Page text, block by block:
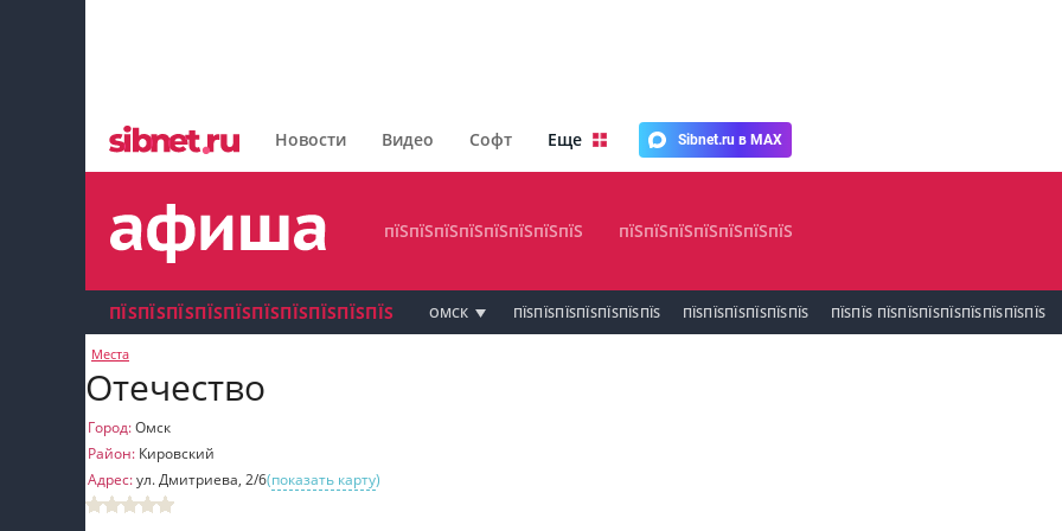
Новости Видео Софт Еще Sibnet.ru в MAX
пїЅпїЅпїЅпїЅпїЅпїЅпїЅпїЅ
пїЅпїЅпїЅпїЅпїЅпїЅпїЅ
пїЅпїЅпїЅ пїЅпїЅпїЅпїЅпїЅпїЅпїЅ
пїЅпїЅпїЅпїЅпїЅпїЅпїЅпїЅ пїЅпїЅпїЅпїЅпїЅпїЅпїЅ
ПЇЅПЇЅПЇЅПЇЅПЇЅПЇЅПЇЅПЇЅПЇЅПЇЅ ОМСК ПЇЅПЇЅПЇЅПЇЅПЇЅПЇЅПЇЅ ПЇЅПЇЅПЇЅПЇЅПЇЅПЇЅ ПЇЅПЇЅ ПЇЅПЇЅПЇЅПЇЅПЇЅПЇЅПЇЅПЇЅ
Места
Отечество
Город:Омск
Район: Кировский
Адрес:ул. Дмитриева, 2/6(показать карту)